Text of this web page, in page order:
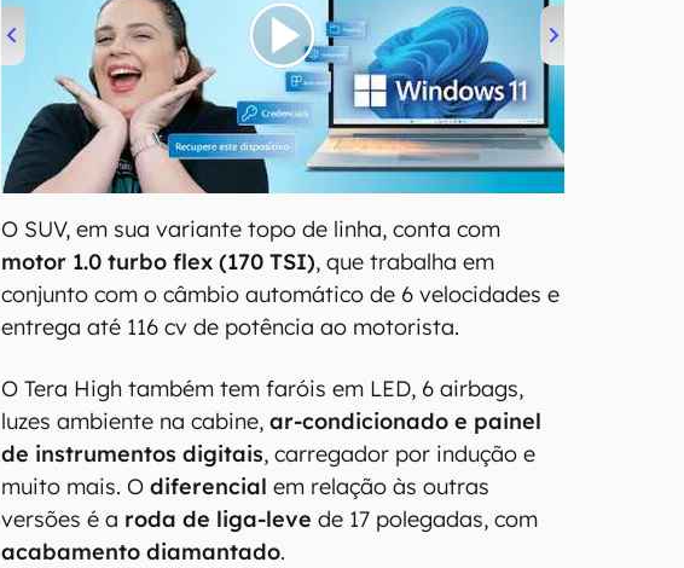
00:00/04:52
O SUV, em sua variante topo de linha, conta com
motor 1.0 turbo flex (170 TSI), que trabalha em
conjunto com o câmbio automático de 6 velocidades e
entrega até 116 cv de potência ao motorista.
O Tera High também tem faróis em LED, 6 airbags,
luzes ambiente na cabine,ar-condicionado e painel
de instrumentos digitais, carregador por indução e
muito mais. Odiferencial em relação às outras
versões é a roda de liga-leve de 17 polegadas, com
acabamento diamantado.